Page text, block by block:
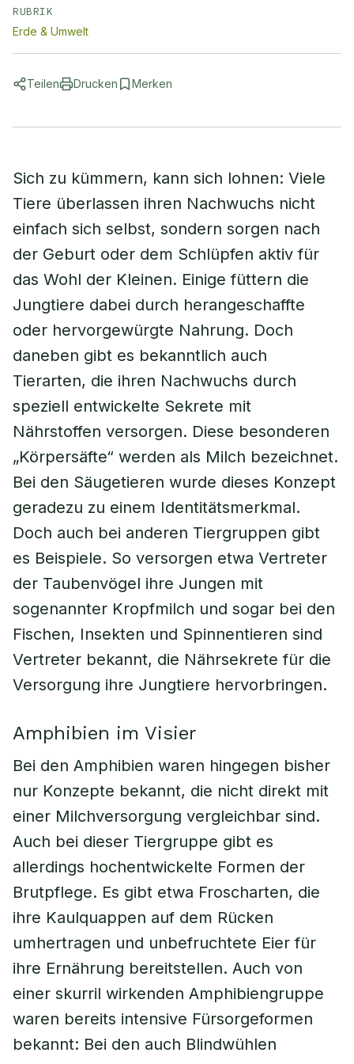
RUBRIK
Erde & Umwelt
Teilen Drucken Merken
Sich zu kümmern, kann sich lohnen: Viele
Tiere überlassen ihren Nachwuchs nicht
einfach sich selbst, sondern sorgen nach
der Geburt oder dem Schlüpfen aktiv für
das Wohl der Kleinen. Einige füttern die
Jungtiere dabei durch herangeschaffte
oder hervorgewürgte Nahrung. Doch
daneben gibt es bekanntlich auch
Tierarten, die ihren Nachwuchs durch
speziell entwickelte Sekrete mit
Nährstoffen versorgen. Diese besonderen
„Körpersäfte“ werden als Milch bezeichnet.
Bei den Säugetieren wurde dieses Konzept
geradezu zu einem Identitätsmerkmal.
Doch auch bei anderen Tiergruppen gibt
es Beispiele. So versorgen etwa Vertreter
der Taubenvögel ihre Jungen mit
sogenannter Kropfmilch und sogar bei den
Fischen, Insekten und Spinnentieren sind
Vertreter bekannt, die Nährsekrete für die
Versorgung ihre Jungtiere hervorbringen.
Amphibien im Visier
Bei den Amphibien waren hingegen bisher
nur Konzepte bekannt, die nicht direkt mit
einer Milchversorgung vergleichbar sind.
Auch bei dieser Tiergruppe gibt es
allerdings hochentwickelte Formen der
Brutpflege. Es gibt etwa Froscharten, die
ihre Kaulquappen auf dem Rücken
umhertragen und unbefruchtete Eier für
ihre Ernährung bereitstellen. Auch von
einer skurril wirkenden Amphibiengruppe
waren bereits intensive Fürsorgeformen
bekannt: Bei den auch Blindwühlen